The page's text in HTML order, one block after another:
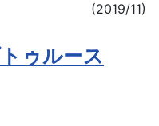
(2019/11)
ゥルース